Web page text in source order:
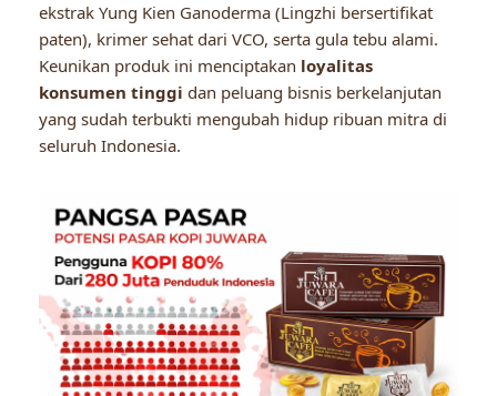
ekstrak Yung Kien Ganoderma (Lingzhi bersertifikat
paten), krimer sehat dari VCO, serta gula tebu alami.
Keunikan produk ini menciptakan loyalitas
konsumen tinggi dan peluang bisnis berkelanjutan
yang sudah terbukti mengubah hidup ribuan mitra di
seluruh Indonesia.